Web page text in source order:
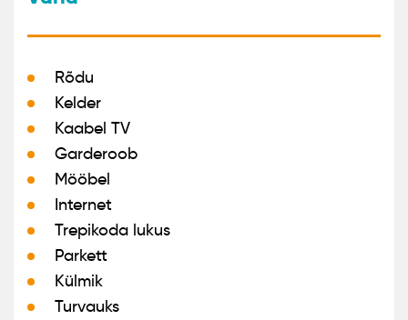
Rõdu
Kelder
Kaabel TV
Garderoob
Mööbel
Internet
Trepikoda lukus
Parkett
Külmik
Turvauks